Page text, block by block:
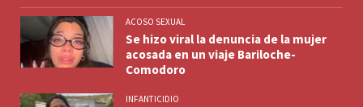
ACOSO SEXUAL
Se hizo viral la denuncia de la mujer
acosada en un viaje Bariloche-
Comodoro
INFANTICIDIO